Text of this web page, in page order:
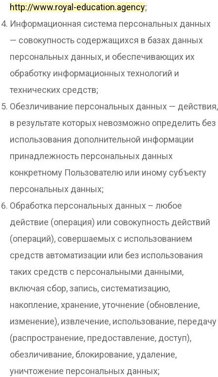
http://www.royal-education.agency;
Информационная система персональных данных
— совокупность содержащихся в базах данных
персональных данных, и обеспечивающих их
обработку информационных технологий и
технических средств;
Обезличивание персональных данных — действия,
в результате которых невозможно определить без
использования дополнительной информации
принадлежность персональных данных
конкретному Пользователю или иному субъекту
персональных данных;
Обработка персональных данных – любое
действие (операция) или совокупность действий
(операций), совершаемых с использованием
средств автоматизации или без использования
таких средств с персональными данными,
включая сбор, запись, систематизацию,
накопление, хранение, уточнение (обновление,
изменение), извлечение, использование, передачу
(распространение, предоставление, доступ),
обезличивание, блокирование, удаление,
уничтожение персональных данных;